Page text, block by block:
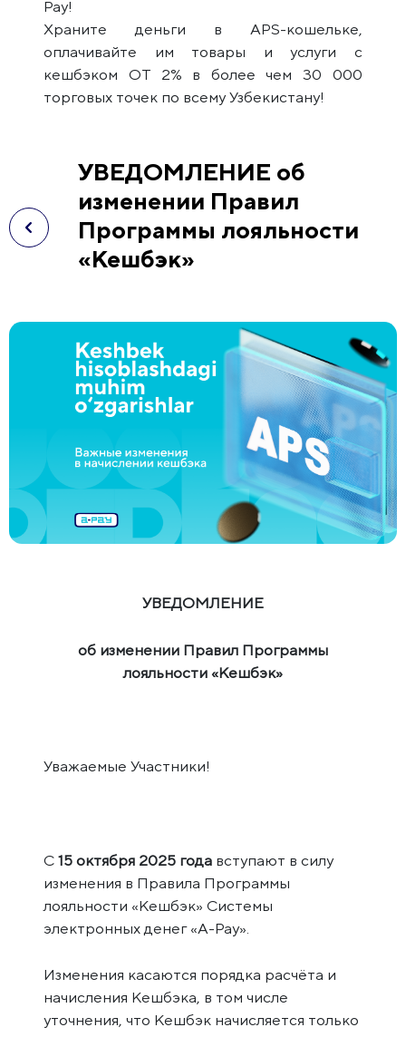
Pay!
Храните деньги в APS-кошельке,
оплачивайте им товары и услуги с
кешбэком ОТ 2% в более чем 30 000
торговых точек по всему Узбекистану!
УВЕДОМЛЕНИЕ об
изменении Правил
Программы лояльности
«Кешбэк»
УВЕДОМЛЕНИЕ
об изменении Правил Программы
лояльности «Кешбэк»
Уважаемые Участники!
С15 октября 2025 года вступают в силу
изменения в Правила Программы
лояльности «Кешбэк» Системы
электронных денег «A-Pay».
Изменения касаются порядка расчёта и
начисления Кешбэка, в том числе
уточнения, что Кешбэк начисляется только